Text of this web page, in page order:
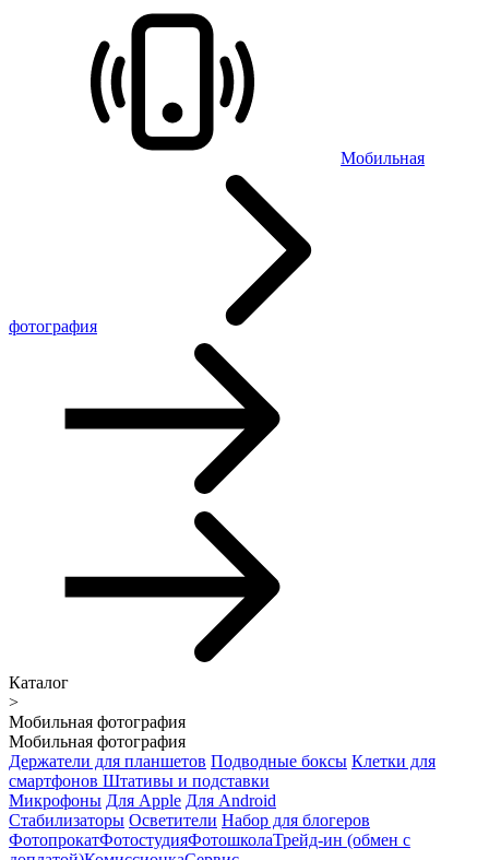
Мобильная
фотография
Каталог
>
Мобильная фотография
Мобильная фотография
Держатели для планшетов Подводные боксы Клетки для
смартфонов Штативы и подставки
Микрофоны Для Apple Для Android
Стабилизаторы Осветители Набор для блогеров
ФотопрокатФотостудияФотошколаТрейд-ин (обмен с